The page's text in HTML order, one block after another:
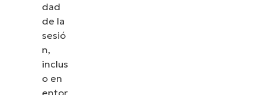
dad
de la
sesió
n,
inclus
o en